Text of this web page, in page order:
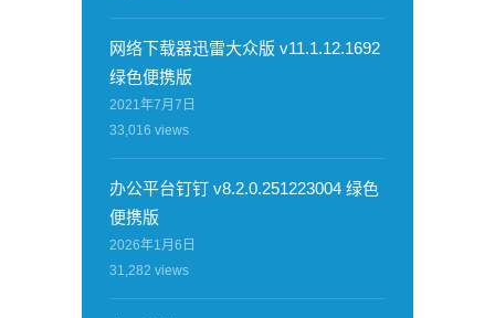
网络下载器迅雷大众版 v11.1.12.1692
绿色便携版
2021年7月7日
33,016 views
办公平台钉钉 v8.2.0.251223004 绿色
便携版
2026年1月6日
31,282 views